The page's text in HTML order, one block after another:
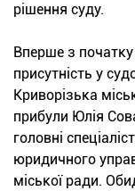
рішення суду.
Вперше з
присутність у
Криворізька
прибули Юлія
головні
юридичного
міської ради.